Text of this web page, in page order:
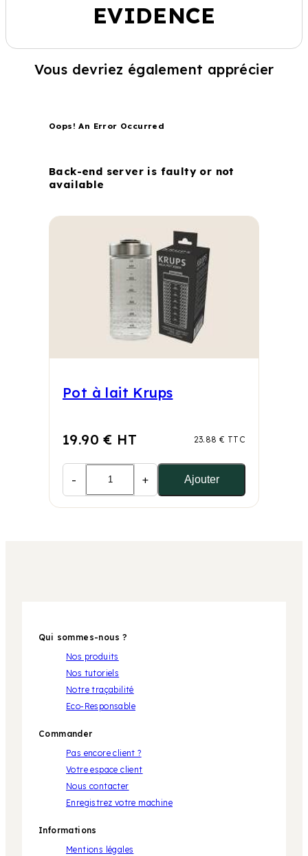
EVIDENCE
Vous devriez également apprécier
Oops! An Error Occurred
Back-end server is faulty or not
available
Pot à lait Krups
19.90 € HT 23.88 € TTC
- + Ajouter
Qui sommes-nous ?
Nos produits
Nos tutoriels
Notre traçabilité
Eco-Responsable
Commander
Pas encore client ?
Votre espace client
Nous contacter
Enregistrez votre machine
Informations
Mentions légales